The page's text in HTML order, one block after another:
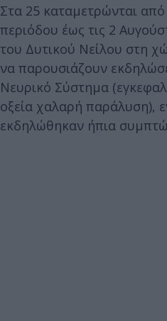
Στα 25 καταμετρώνται
περιόδου έως τις 2
του Δυτικού Νείλου στη
να παρουσιάζουν
Νευρικό Σύστημα
οξεία χαλαρή παράλυση),
εκδηλώθηκαν ήπια